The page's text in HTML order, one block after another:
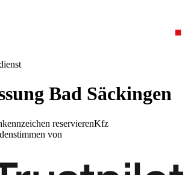
Bad Säckingen
reservierenKfz
von